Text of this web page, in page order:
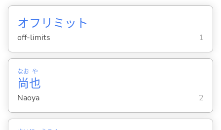
オフリミット
off-limits 1
尚
なお
也
や
Naoya 2